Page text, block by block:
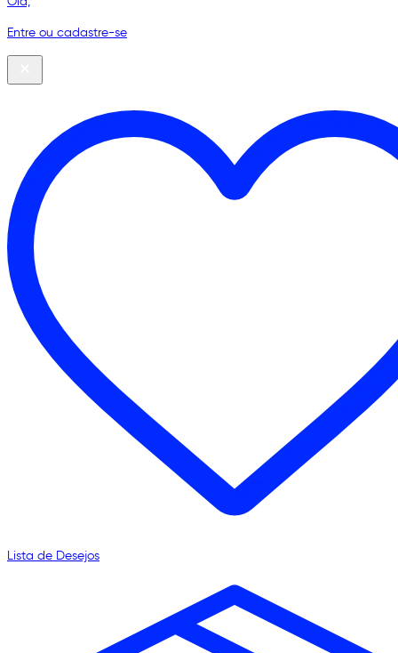
Entre ou cadastre-se
Lista de Desejos